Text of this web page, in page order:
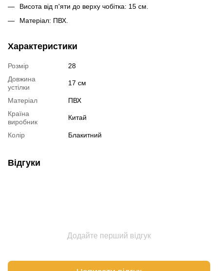
Висота від п'яти до верху чобітка: 15 см.
Матеріал: ПВХ.
Характеристики
Розмір
28
Довжина
устілки
17 см
Матеріал
ПВХ
Країна
виробник
Китай
Колір Блакитний
Відгуки
Додайте перший відгук